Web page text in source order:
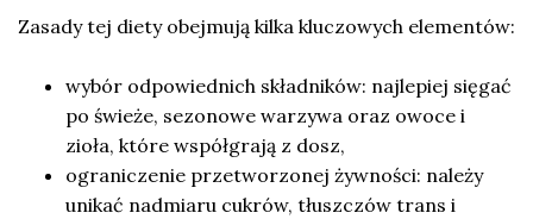
Zasady tej diety obejmują kilka kluczowych elementów:
wybór odpowiednich składników: najlepiej sięgać
po świeże, sezonowe warzywa oraz owoce i
zioła, które współgrają z dosz,
ograniczenie przetworzonej żywności: należy
unikać nadmiaru cukrów, tłuszczów trans i